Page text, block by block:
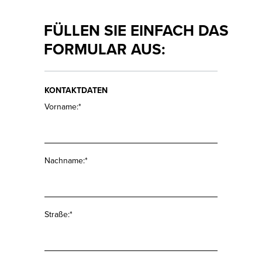
KARRIERE
KONTAKT
FÜLLEN SIE EINFACH DAS
FORMULAR AUS:
KONTAKTDATEN
Vorname:*
Nachname:*
Straße:*